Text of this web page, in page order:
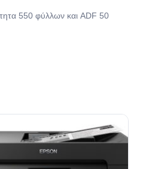
550 φύλλων και ADF 50